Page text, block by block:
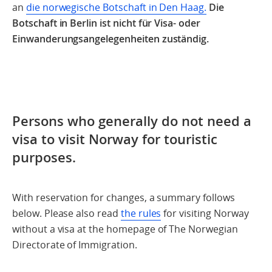
an die norwegische Botschaft in Den Haag. Die
Botschaft in Berlin ist nicht für Visa- oder
Einwanderungsangelegenheiten zuständig.
Persons who generally do not need a
visa to visit Norway for touristic
purposes.
With reservation for changes, a summary follows
below. Please also read the rules for visiting Norway
without a visa at the homepage of The Norwegian
Directorate of Immigration.